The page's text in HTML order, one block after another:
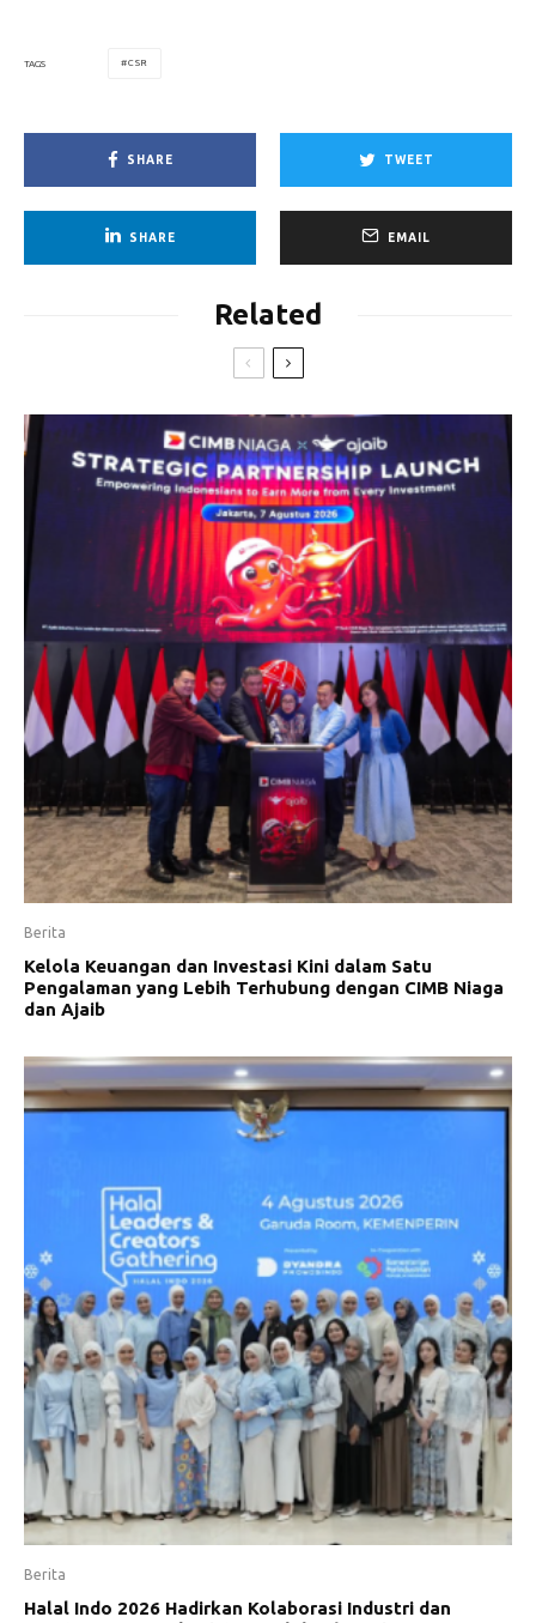
TAGS CSR
SHARE TWEET
SHARE EMAIL
Related
Berita
Kelola Keuangan dan Investasi Kini dalam Satu
Pengalaman yang Lebih Terhubung dengan CIMB Niaga
dan Ajaib
Berita
Halal Indo 2026 Hadirkan Kolaborasi Industri dan